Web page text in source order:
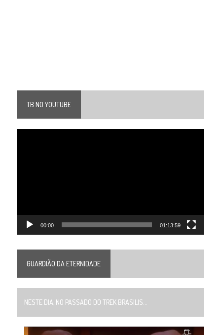
TB NO YOUTUBE
00:00 01:13:59
GUARDIÃO DA ETERNIDADE
NESTE DIA, NO PASSADO DO TREK BRASILIS...